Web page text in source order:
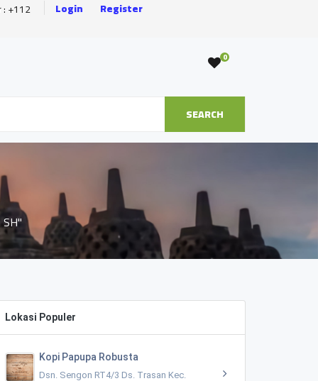
: +112 Login Register
0
SEARCH
Lokasi Populer
Kopi Papupa Robusta
Dsn. Sengon RT4/3 Ds. Trasan Kec.